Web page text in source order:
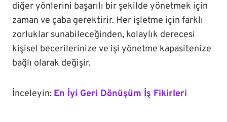
diğer yönlerini başarılı bir şekilde yönetmek için
zaman ve çaba gerektirir. Her işletme için farklı
zorluklar sunabileceğinden, kolaylık derecesi
kişisel becerilerinize ve işi yönetme kapasitenize
bağlı olarak değişir.
İnceleyin: En İyi Geri Dönüşüm İş Fikirleri